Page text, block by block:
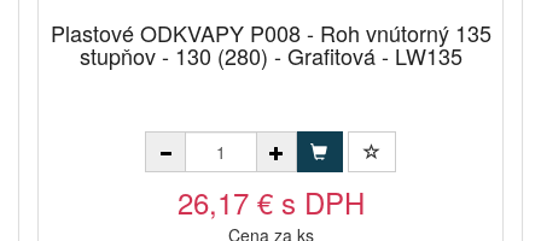
Plastové ODKVAPY P008 - Roh vnútorný 135
stupňov - 130 (280) - Grafitová - LW135
26,17 € s DPH
Cena za ks